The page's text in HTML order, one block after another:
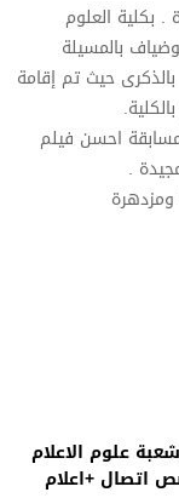
علوم الاعلام
اتصال +اعلام
. بكلية العلوم
بالمسيلة
واحتفال بالذكرى حيث تم إقامة
مسابقة احسن فيلم
.
ومزدهرة